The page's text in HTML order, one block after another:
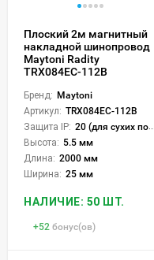
Плоский 2м магнитный
накладной шинопровод
Maytoni Radity
TRX084EC-112B
Бренд: Maytoni
Артикул: TRX084EC-112B
Защита IP: 20 (для сухих пом.)
Высота: 5.5 мм
Длина: 2000 мм
Ширина: 25 мм
НАЛИЧИЕ: 50 ШТ.
+52 бонус(ов)